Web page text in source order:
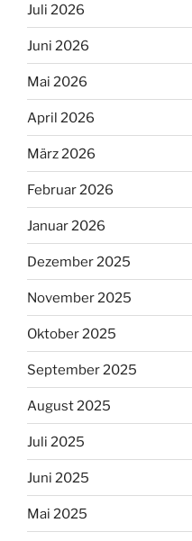
Juli 2026
Juni 2026
Mai 2026
April 2026
März 2026
Februar 2026
Januar 2026
Dezember 2025
November 2025
Oktober 2025
September 2025
August 2025
Juli 2025
Juni 2025
Mai 2025